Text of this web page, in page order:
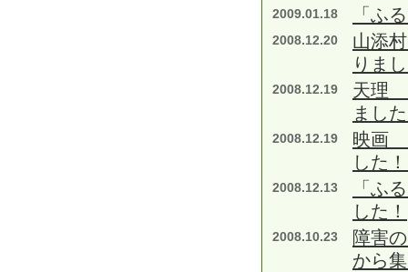
2009.01.18 「ふ
2008.12.20
山添
りま
2008.12.19
天理
まし
2008.12.19
映画
した
2008.12.13
「ふ
した！
2008.10.23
障害
から